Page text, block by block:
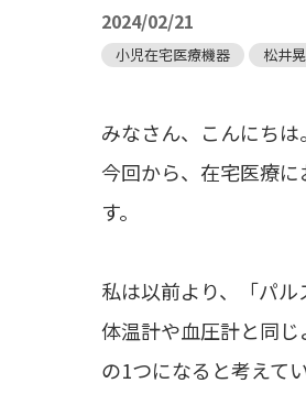
2024/02/21
小児在宅医療機器 松井晃
みなさん、こんにちは。
今回から、在宅医療
す。
私は以前より、「パ
体温計や血圧計と同
の1つになると考えて